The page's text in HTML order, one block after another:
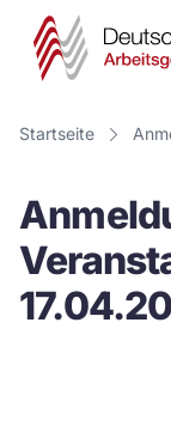
Startseite